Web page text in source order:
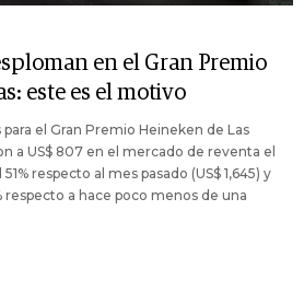
en el Gran Premio
este es el motivo
para el Gran Premio Heineken de Las
a US$ 807 en el mercado de reventa el
respecto al mes pasado (US$ 1,645) y
a hace poco menos de una